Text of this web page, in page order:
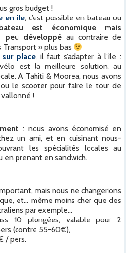
gros budget !
en île, c’est possible en bateau ou
est économique mais
peu développé au contraire de
Transport » plus bas
place, il faut s’adapter à l’île :
est la meilleure solution, au
A Tahiti & Moorea, nous avons
le scooter pour faire le tour de
vallonné !
: nous avons économisé en
un ami, et en cuisinant nous-
les spécialités locales au
en prenant en sandwich.
mais nous ne changerions
et… même moins cher que des
par exemple…
10 plongées, valable pour 2
(contre 55-60€),
/ pers.